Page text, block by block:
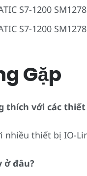
S7-1200 SM1278
S7-1200 SM1278
Gặp
thích với các
nhiều thiết bị IO-
ở đâu?